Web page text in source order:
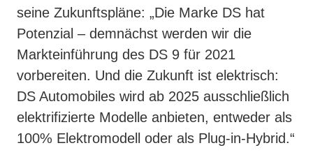
seine Zukunftspläne: „Die Marke DS hat
Potenzial – demnächst werden wir die
Markteinführung des DS 9 für 2021
vorbereiten. Und die Zukunft ist elektrisch:
DS Automobiles wird ab 2025 ausschließlich
elektrifizierte Modelle anbieten, entweder als
100% Elektromodell oder als Plug-in-Hybrid.“